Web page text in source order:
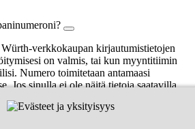
verkkokaupan kirjautumistietojen
on valmis, tai kun myyntitiimin
Numero toimitetaan antamaasi
Jos sinulla ei ole näitä tietoja saatavilla,